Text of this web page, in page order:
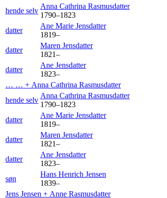
hende selv
Anna Cathrina Rasmusdatter
1790–1823
datter
Ane Marie Jensdatter
1819–
datter
Maren Jensdatter
1821–
datter
Ane Jensdatter
1823–
… … + Anna Cathrina Rasmusdatter
hende selv
Anna Cathrina Rasmusdatter
1790–1823
datter
Ane Marie Jensdatter
1819–
datter
Maren Jensdatter
1821–
datter
Ane Jensdatter
1823–
søn
Hans Henrich Jensen
1839–
Jens Jensen + Anne Rasmusdatter